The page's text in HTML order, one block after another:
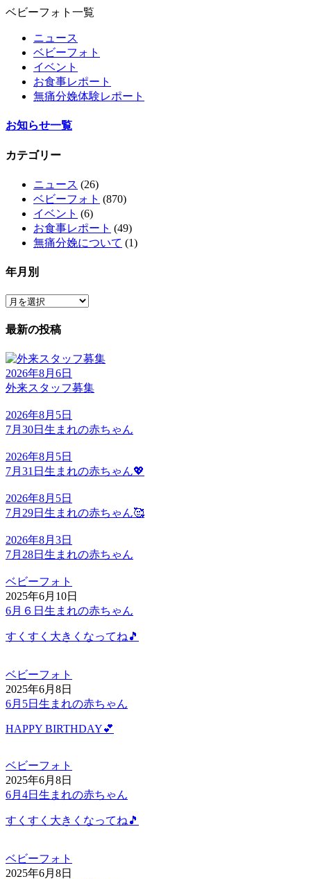
ベビーフォト一覧
ニュース
ベビーフォト
イベント
お食事レポート
無痛分娩体験レポート
お知らせ一覧
カテゴリー
ニュース (26)
ベビーフォト (870)
イベント (6)
お食事レポート (49)
無痛分娩について (1)
年月別
最新の投稿
2026年8月6日
外来スタッフ募集
2026年8月5日
7月30日生まれの赤ちゃん
2026年8月5日
7月31日生まれの赤ちゃん💖
2026年8月5日
7月29日生まれの赤ちゃん🥰
2026年8月3日
7月28日生まれの赤ちゃん
ベビーフォト
2025年6月10日
6月６日生まれの赤ちゃん
すくすく大きくなってね🎵
ベビーフォト
2025年6月8日
6月5日生まれの赤ちゃん
HAPPY BIRTHDAY💕
ベビーフォト
2025年6月8日
6月4日生まれの赤ちゃん
すくすく大きくなってね🎵
ベビーフォト
2025年6月8日